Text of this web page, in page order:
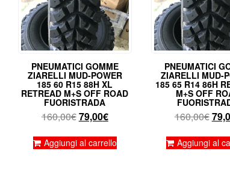
PNEUMATICI GOMME
ZIARELLI MUD-POWER
185 60 R15 88H XL
RETREAD M+S OFF ROAD
FUORISTRADA
160,00€Il
originale
79,00€Il
attuale
Aggiungi al carrello
PNEUMATICI
ZIARELLI MUD-
185 65 R14 86H
M+S OFF
160,00€Il
Aggiungi al